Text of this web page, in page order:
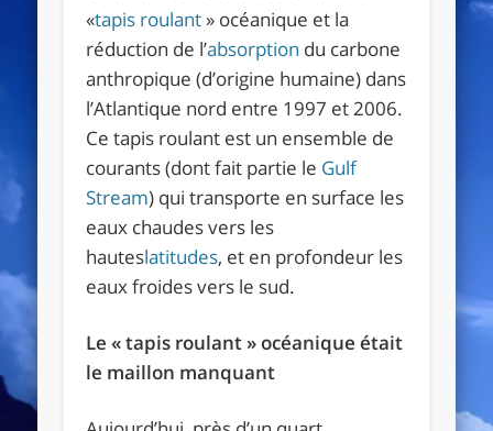
«tapis roulant » océanique et la
réduction de l’absorption du carbone
anthropique (d’origine humaine) dans
l’Atlantique nord entre 1997 et 2006.
Ce tapis roulant est un ensemble de
courants (dont fait partie le Gulf
Stream) qui transporte en surface les
eaux chaudes vers les
hauteslatitudes, et en profondeur les
eaux froides vers le sud.
Le « tapis roulant » océanique était
le maillon manquant